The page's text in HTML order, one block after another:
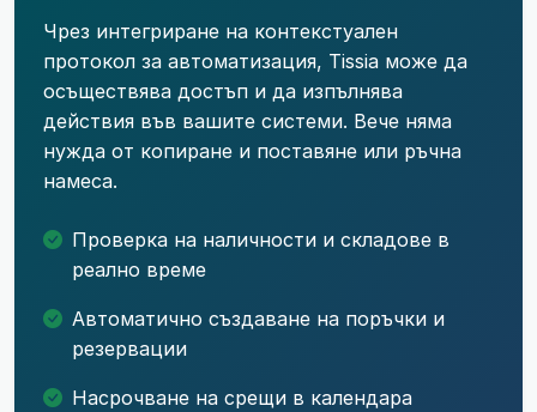
Чрез интегриране на контекстуален
протокол за автоматизация, Tissia може да
осъществява достъп и да изпълнява
действия във вашите системи. Вече няма
нужда от копиране и поставяне или ръчна
намеса.
Проверка на наличности и складове в
реално време
Автоматично създаване на поръчки и
резервации
Насрочване на срещи в календара